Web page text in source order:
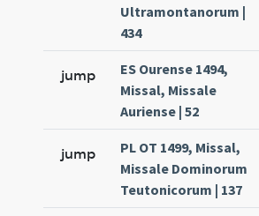
Ultramontanorum |
434
jump
ES Ourense 1494,
Missal, Missale
Auriense | 52
jump
PL OT 1499, Missal,
Missale Dominorum
Teutonicorum | 137